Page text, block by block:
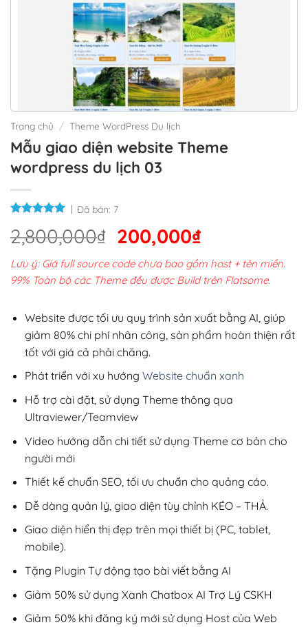
Trang chủ / Theme WordPress Du lịch
Mẫu giao diện website Theme
wordpress du lịch 03
Đã bán: 7
2,800,000₫ Giá
gốc
là:
2,800,000₫.
200,000₫Giá
hiện
tại
200,000₫.
Lưu ý: Giá full source code chưa bao gồm host + tên miền.
99% Toàn bộ các Theme đều được Build trên Flatsome.
Website được tối ưu quy trình sản xuất bằng AI, giúp
giảm 80% chi phí nhân công, sản phẩm hoàn thiện rất
tốt với giá cả phải chăng.
Phát triển với xu hướng Website chuẩn xanh
Hỗ trợ cài đặt, sử dụng Theme thông qua
Ultraviewer/Teamview
Video hướng dẫn chi tiết sử dụng Theme cơ bản cho
người mới
Thiết kế chuẩn SEO, tối ưu chuẩn cho quảng cáo.
Dễ dàng quản lý, giao diện tùy chỉnh KÉO – THẢ.
Giao diện hiển thị đẹp trên mọi thiết bị (PC, tablet,
mobile).
Tặng Plugin Tự động tạo bài viết bằng AI
Giảm 50% sử dụng Xanh Chatbox AI Trợ Lý CSKH
Giảm 50% khi đăng ký mới sử dụng Host của Web